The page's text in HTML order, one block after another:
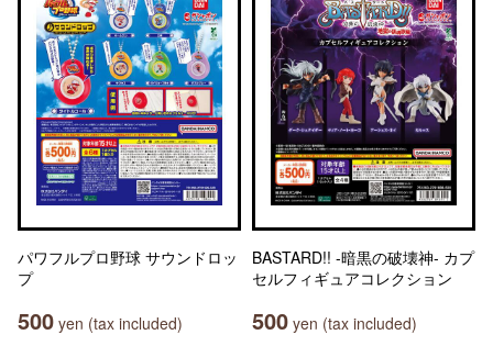
パワフルプロ野球 サウンドロッ
プ
500 yen (tax included)
BASTARD!! -暗黒の破壊神- カプ
セルフィギュアコレクション
500 yen (tax included)